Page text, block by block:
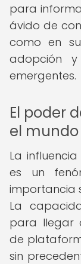
para
ávido de
como en
adopción
emergentes.
El poder
el
La
es un
importancia
La
para llegar
de
sin